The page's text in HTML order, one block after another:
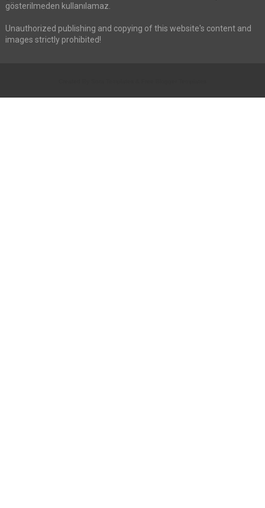
gösterilmeden kullanılamaz.
Unauthorized publishing and copying of this website's content and
images strictly prohibited!